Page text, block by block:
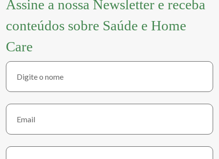
Assine a nossa Newsletter e receba
conteúdos sobre Saúde e Home
Care